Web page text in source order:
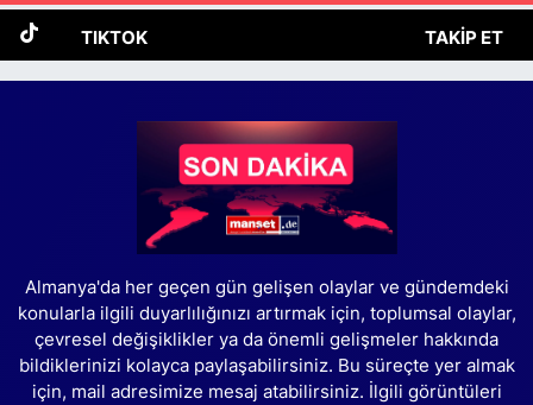
TIKTOK TAKIP ET
Almanya'da her geçen gün gelişen olaylar ve gündemdeki
konularla ilgili duyarlılığınızı artırmak için, toplumsal olaylar,
çevresel değişiklikler ya da önemli gelişmeler hakkında
bildiklerinizi kolayca paylaşabilirsiniz. Bu süreçte yer almak
için, mail adresimize mesaj atabilirsiniz. İlgili görüntüleri